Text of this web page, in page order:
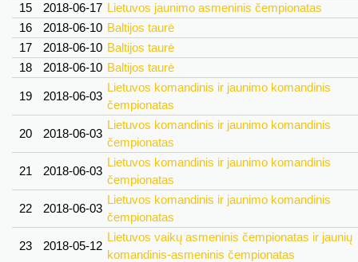
15
2018-06-17 Lietuvos jaunimo asmeninis čempionatas
16
2018-06-10 Baltijos taurė
17
2018-06-10 Baltijos taurė
18
2018-06-10 Baltijos taurė
19 2018-06-03
Lietuvos komandinis ir jaunimo komandinis
čempionatas
20 2018-06-03
Lietuvos komandinis ir jaunimo komandinis
čempionatas
21 2018-06-03
Lietuvos komandinis ir jaunimo komandinis
čempionatas
22 2018-06-03
Lietuvos komandinis ir jaunimo komandinis
čempionatas
23 2018-05-12
Lietuvos vaikų asmeninis čempionatas ir jaunių
komandinis-asmeninis čempionatas